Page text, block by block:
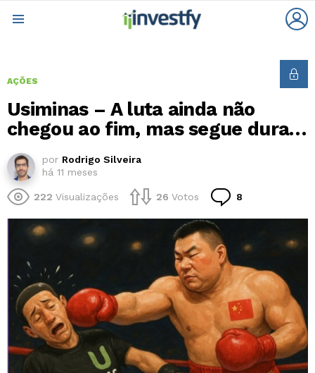
AÇÕES
Usiminas – A luta ainda não
chegou ao fim, mas segue dura…
por Rodrigo Silveira
há 11 meses
222 Visualizações 26 Votos 8